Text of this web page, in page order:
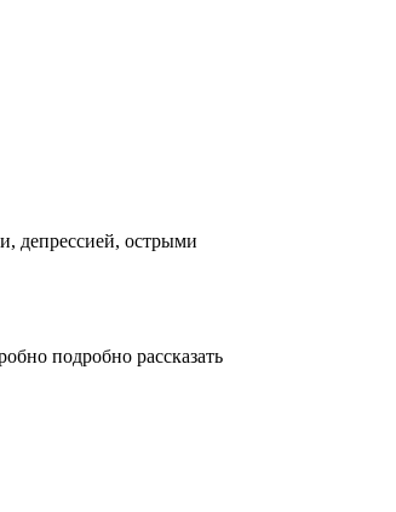
депрессией, острыми
подробно рассказать